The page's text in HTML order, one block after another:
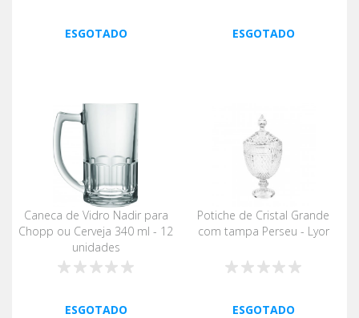
ESGOTADO ESGOTADO
Caneca de Vidro Nadir para
Chopp ou Cerveja 340 ml - 12
unidades
ESGOTADO
Potiche de Cristal Grande
com tampa Perseu - Lyor
ESGOTADO